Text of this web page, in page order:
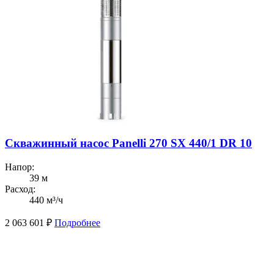
Скважинный насос Panelli 270 SX 440/1 DR 10
Напор:
39 м
Расход:
440 м³/ч
2 063 601 ₽ Подробнее